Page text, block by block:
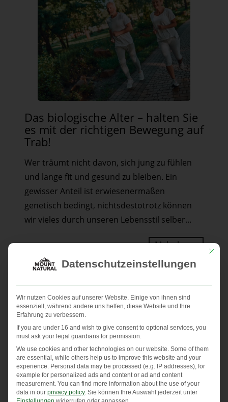
biologische
Alter
halten
Sie
es
mit
der
auf
Das biologische Alter – halten Sie
es mit der richtigen Bewegung auf
Trab!
Wer träumt nicht davon, sich jung zu fühlen
und lange fit und gesund zu bleiben. Ein
gewisser Anteil ist erwiesenermaßen
genetisch bedingt, nichtsdestotrotz können
wir vieles durch unseren Lebensstil selber...
Mehr lesen
Mit
Datenschutzeinstellungen
Wir nutzen Cookies auf unserer Website. Einige von ihnen sind
essenziell, während andere uns helfen, diese Website und Ihre
Erfahrung zu verbessern.
If you are under 16 and wish to give consent to optional services, you
must ask your legal guardians for permission.
We use cookies and other technologies on our website. Some of them
are essential, while others help us to improve this website and your
experience. Personal data may be processed (e.g. IP addresses), for
example for personalized ads and content or ad and content
measurement. You can find more information about the use of your
data in our privacy policy. Sie können Ihre Auswahl jederzeit unter